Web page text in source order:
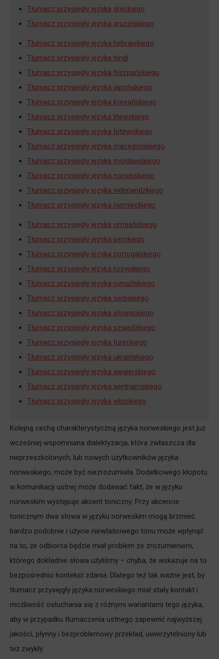
Tłumacz przysięgły języka greckiego
Tłumacz przysięgły języka gruzińskiego
Tłumacz przysięgły języka hebrajskiego
Tłumacz przysięgły języka hindi
Tłumacz przysięgły języka hiszpańskiego
Tłumacz przysięgły języka japońskiego
Tłumacz przysięgły języka koreańskiego
Tłumacz przysięgły języka litewskiego
Tłumacz przysięgły języka łotewskiego
Tłumacz przysięgły języka macedońskiego
Tłumacz przysięgły języka mołdawskiego
Tłumacz przysięgły języka norweskiego
Tłumacz przysięgły języka niderlandzkiego
Tłumacz przysięgły języka niemieckiego
Tłumacz przysięgły języka ormiańskiego
Tłumacz przysięgły języka perskiego
Tłumacz przysięgły języka portugalskiego
Tłumacz przysięgły języka rosyjskiego
Tłumacz przysięgły języka rumuńskiego
Tłumacz przysięgły języka serbskiego
Tłumacz przysięgły języka słowackiego
Tłumacz przysięgły języka szwedzkiego
Tłumacz przysięgły języka tureckiego
Tłumacz przysięgły języka ukraińskiego
Tłumacz przysięgły języka węgierskiego
Tłumacz przysięgły języka wietnamskiego
Tłumacz przysięgły języka włoskiego
Kolejną cechą charakterystyczną języka norweskiego jest już
wcześniej wspomniana dialektyzacja, która zwłaszcza dla
nieprzeszkolonych, lub nowych użytkowników języka
norweskiego, może być niezrozumiała. Dodatkowego kłopotu
w komunikacji ustnej może dodawać fakt, że w języku
norweskim występuje akcent toniczny. Przy akcencie
tonicznym dwa słowa w języku norweskim mogą brzmieć
bardzo podobnie i użycie niewłaściwego tonu może wpłynąć
na to, że odbiorca będzie miał problem ze zrozumieniem,
którego dokładnie słowa użyliśmy – chyba, że wskazuje na to
bezpośrednio kontekst zdania. Dlatego też tak ważne jest, by
tłumacz przysięgły języka norweskiego miał stały kontakt i
możliwość osłuchania się z różnymi wariantami tego języka,
aby w przypadku tłumaczenia ustnego zapewnić najwyższej
jakości, płynny i bezproblemowy przekład, uwierzytelniony lub
też zwykły.